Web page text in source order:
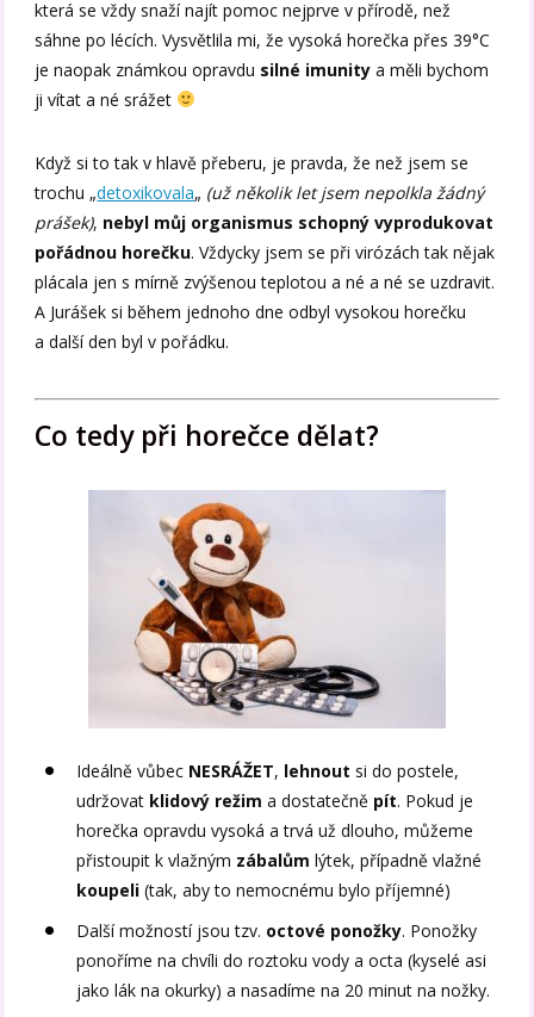
která se vždy snaží najít pomoc nejprve v přírodě, než
sáhne po lécích. Vysvětlila mi, že vysoká horečka přes 39°C
je naopak známkou opravdu silné imunity a měli bychom
ji vítat a né srážet
Když si to tak v hlavě přeberu, je pravda, že než jsem se
trochu „detoxikovala„ (už několik let jsem nepolkla žádný
prášek), nebyl můj organismus schopný vyprodukovat
pořádnou horečku. Vždycky jsem se při virózách tak nějak
plácala jen s mírně zvýšenou teplotou a né a né se uzdravit.
A Jurášek si během jednoho dne odbyl vysokou horečku
a další den byl v pořádku.
Co tedy při horečce dělat?
Ideálně vůbec NESRÁŽET, lehnout si do postele,
udržovat klidový režim a dostatečně pít. Pokud je
horečka opravdu vysoká a trvá už dlouho, můžeme
přistoupit k vlažným zábalům lýtek, případně vlažné
koupeli (tak, aby to nemocnému bylo příjemné)
Další možností jsou tzv. octové ponožky. Ponožky
ponoříme na chvíli do roztoku vody a octa (kyselé asi
jako lák na okurky) a nasadíme na 20 minut na nožky.